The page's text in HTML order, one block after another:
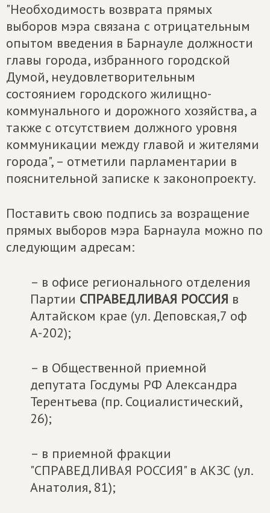
"Необходимость возврата прямых
выборов мэра связана с отрицательным
опытом введения в Барнауле должности
главы города, избранного городской
Думой, неудовлетворительным
состоянием городского жилищно-
коммунального и дорожного хозяйства, а
также с отсутствием должного уровня
коммуникации между главой и жителями
города", – отметили парламентарии в
пояснительной записке к законопроекту.
Поставить свою подпись за возращение
прямых выборов мэра Барнаула можно по
следующим адресам:
– в офисе регионального отделения
Партии СПРАВЕДЛИВАЯ РОССИЯ в
Алтайском крае (ул. Деповская,7 оф
А-202);
– в Общественной приемной
депутата Госдумы РФ Александра
Терентьева (пр. Социалистический,
26);
– в приемной фракции
"СПРАВЕДЛИВАЯ РОССИЯ" в АКЗС (ул.
Анатолия, 81);